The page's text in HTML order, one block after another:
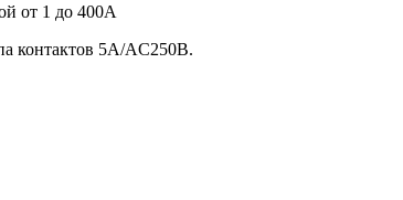
от 1 до 400А
контактов 5А/AC250В.